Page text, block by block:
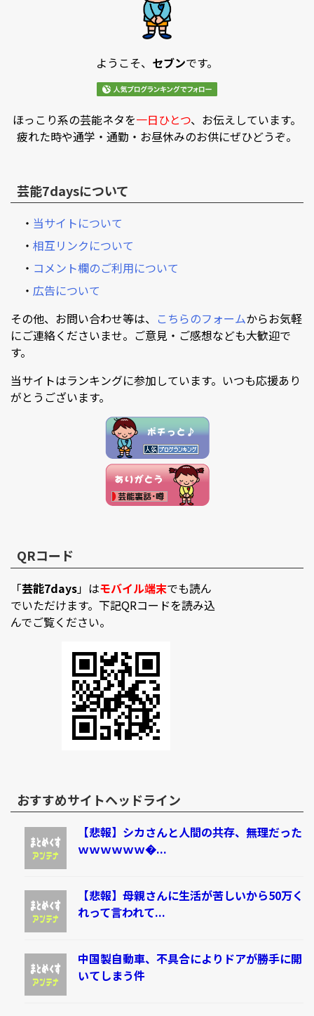
ようこそ、 セブンです。
ほっこり系の芸能ネタを一日ひとつ、お伝えしています。
疲れた時や通学・通勤・お昼休みのお供にぜひどうぞ。
芸能7daysについて
・ 当サイトについて
・ 相互リンクについて
・ コメント欄のご利用について
・ 広告について
その他、お問い合わせ等は、 こちらのフォームからお気軽
にご連絡くださいませ。ご意見・ご感想なども大歓迎で
す。
当サイトはランキングに参加しています。いつも応援あり
がとうございます。
QRコード
「芸能7days」はモバイル端末でも読ん
でいただけます。下記QRコードを読み込
んでご覧ください。
おすすめサイトヘッドライン
【悲報】シカさんと人間の共存、無理だった
ｗｗｗｗｗｗ�...
【悲報】母親さんに生活が苦しいから50万く
れって言われて...
中国製自動車、不具合によりドアが勝手に開
いてしまう件